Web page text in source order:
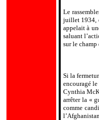
Le
juillet 1934,
appelait à
saluant
sur le
Si la
encouragé
Cynthia
arrêter la «
comme